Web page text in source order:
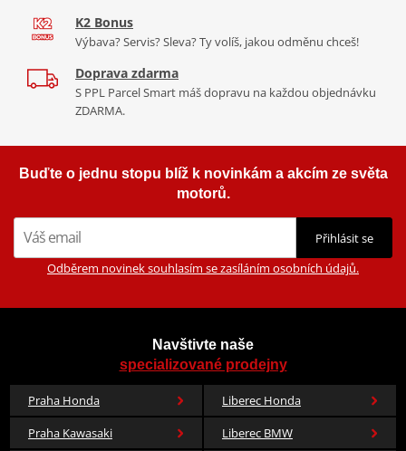
K2 Bonus
Výbava? Servis? Sleva? Ty volíš, jakou odměnu chceš!
Doprava zdarma
S PPL Parcel Smart máš dopravu na každou objednávku
ZDARMA.
Buďte o jednu stopu blíž k novinkám a akcím ze světa
motorů.
Přihlásit se
Odběrem novinek souhlasím se zasíláním osobních údajů.
Navštivte naše
specializované prodejny
Praha Honda
Liberec Honda
Praha Kawasaki
Liberec BMW